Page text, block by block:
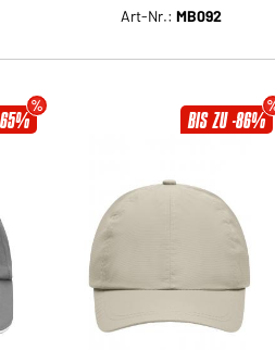
Art-Nr.:MB092
BIS ZU -86%